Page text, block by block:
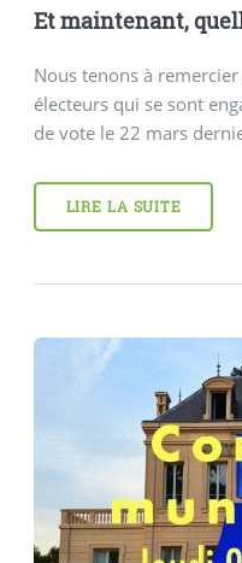
Et maintenant,
Nous tenons à
électeurs qui se sont
de vote le 22 mars
LIRE LA SUITE